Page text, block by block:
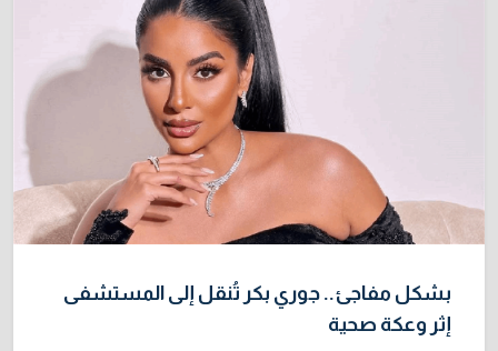
بشكل مفاجئ.. جوري بكر تُنقل إلى المستشفى
إثر وعكة صحية